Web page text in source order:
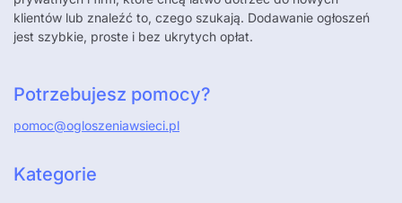
klientów lub znaleźć to, czego szukają. Dodawanie ogłoszeń
jest szybkie, proste i bez ukrytych opłat.
Potrzebujesz pomocy?
pomoc@ogloszeniawsieci.pl
Kategorie